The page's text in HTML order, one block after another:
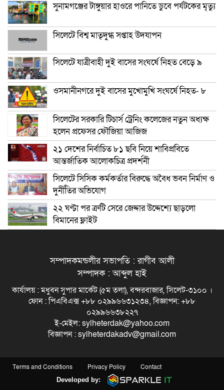
সুনামগঞ্জের টাঙ্গুয়ার হাওরে পানিতে ডুবে পর্যটকের মৃত্যু
সিলেটে বিশ্ব মাতৃদুগ্ধ সপ্তাহ উদযাপন
সিলেটে যাত্রীবাহী দুই বাসের সংঘর্ষে নিহত বেড়ে ৯
ওসমানীনগরে দুই বাসের মুখোমুখি সংঘর্ষে নিহত- ৮
সিলেটের সরকারি টিচার্স ট্রেনিং কলেজের নতুন অধ্যক্ষ
হলেন প্রফেসর ফৌজিয়া আজিজ
২১ দেশের নির্বাচিত ৮১ ছবি নিয়ে শাবিপ্রবিতে
আন্তর্জাতিক আলোকচিত্র প্রদর্শনী
সিলেটে সিসিক কর্মকর্তার বিরুদ্ধে অবৈধ ভবন নির্মাণ ও
দুর্নীতির অভিযোগ
২২ ঘণ্টা পর ত্রুটি সেরে জেদ্দার উদ্দেশ্যে ছাড়লো
বিমানের ফ্লাইট
সম্পাদকমন্ডলীর সভাপতি : রাগীব আলী
সম্পাদক : আব্দুল হাই
কার্যালয় : মধুবন সুপার মার্কেট (৫ম তলা), বন্দরবাজার, সিলেট-৩১০০ ।
ফোন : পিএবিএক্স +৮৮ ০২৯৯৬৬৩১২৩৪, বিজ্ঞাপন: +৮৮
০২৯৯৬৬৩৮২২৭
ই-মেইল: sylheterdak@yahoo.com
বিজ্ঞাপন : sylheterdakadv@gmail.com
Terms and Conditions Privacy Policy Contact
Developed by: